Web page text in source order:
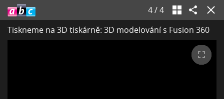
4/4
Tiskneme na 3D tiskárně: 3D modelování s Fusion 360